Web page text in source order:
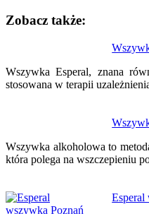
Zobacz także:
Wszywka Esperal, znana
stosowana w terapii
Wszywka alkoholowa to
która polega na wszczepieniu
Esperal
wpisu